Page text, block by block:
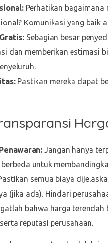
Perhatikan bagaimana
Komunikasi yang baik
Sebagian besar
dan memberikan estimasi
Pastikan mereka dapat
Jangan hanya
untuk
semua biaya
(jika ada). Hindari
bahwa harga terendah
reputasi perusahaan.